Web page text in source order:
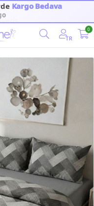
Kargo Bedava
TR
0